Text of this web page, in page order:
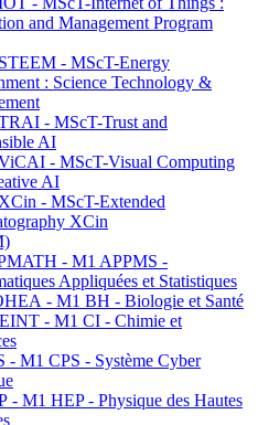
and Management Program
- MScT-Energy
: Science Technology &
- MScT-Trust and
AI
- MScT-Visual Computing
AI
- MScT-Extended
XCin
- M1 APPMS -
Appliquées et Statistiques
- M1 BH - Biologie et Santé
- M1 CI - Chimie et
- M1 CPS - Système Cyber
- M1 HEP - Physique des Hautes